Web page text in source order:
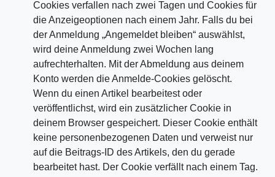
Cookies verfallen nach zwei Tagen und Cookies für
die Anzeigeoptionen nach einem Jahr. Falls du bei
der Anmeldung „Angemeldet bleiben“ auswählst,
wird deine Anmeldung zwei Wochen lang
aufrechterhalten. Mit der Abmeldung aus deinem
Konto werden die Anmelde-Cookies gelöscht.
Wenn du einen Artikel bearbeitest oder
veröffentlichst, wird ein zusätzlicher Cookie in
deinem Browser gespeichert. Dieser Cookie enthält
keine personenbezogenen Daten und verweist nur
auf die Beitrags-ID des Artikels, den du gerade
bearbeitet hast. Der Cookie verfällt nach einem Tag.